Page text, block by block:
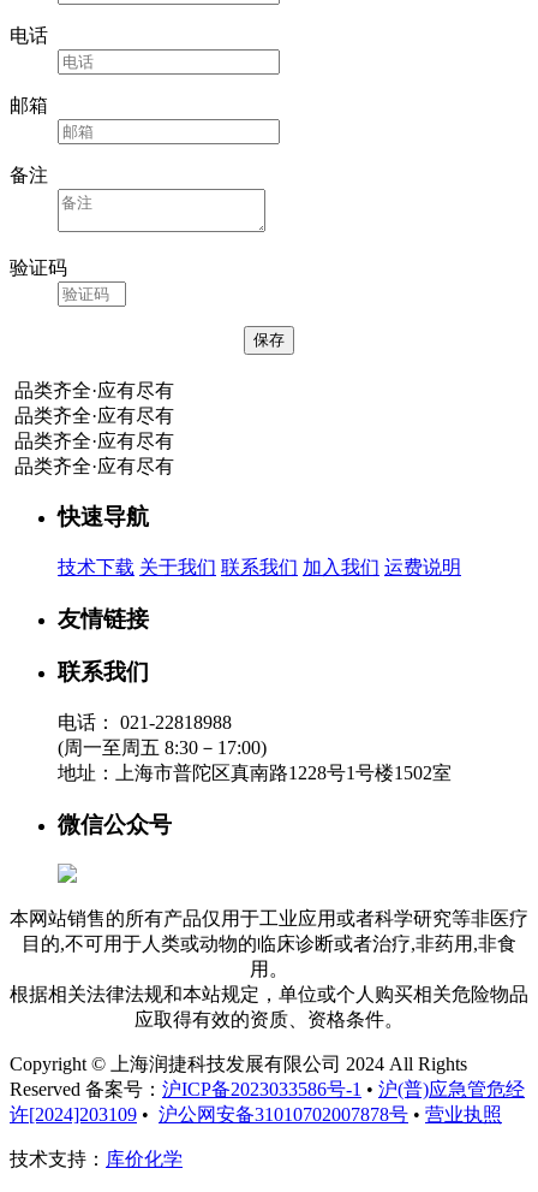
电话
邮箱
备注
验证码
品类齐全·应有尽有
品类齐全·应有尽有
品类齐全·应有尽有
品类齐全·应有尽有
快速导航
技术下载 关于我们 联系我们 加入我们 运费说明
友情链接
联系我们
电话：
021-22818988
(周一至周五 8:30－17:00)
地址：
上海市普陀区真南路1228号1号楼1502室
微信公众号
本网站销售的所有产品仅用于工业应用或者科学研究等非医疗
目的,不可用于人类或动物的临床诊断或者治疗,非药用,非食
用。
根据相关法律法规和本站规定，单位或个人购买相关危险物品
应取得有效的资质、资格条件。
Copyright © 上海润捷科技发展有限公司 2024 All Rights
Reserved 备案号： 沪ICP备2023033586号-1 • 沪(普)应急管危经
许[2024]203109 • 沪公网安备31010702007878号 • 营业执照
技术支持： 库价化学